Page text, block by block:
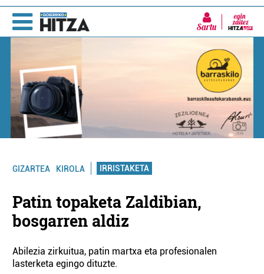
Sartu
GIZARTEA KIROLA IRRISTAKETA
Patin topaketa Zaldibian,
bosgarren aldiz
Abilezia zirkuitua, patin martxa eta profesionalen
lasterketa egingo dituzte.